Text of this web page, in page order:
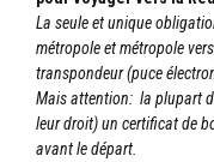
La seule et unique
métropole et métropole
transpondeur (puce
Mais attention: la plupart
leur droit) un certificat de
avant le départ.